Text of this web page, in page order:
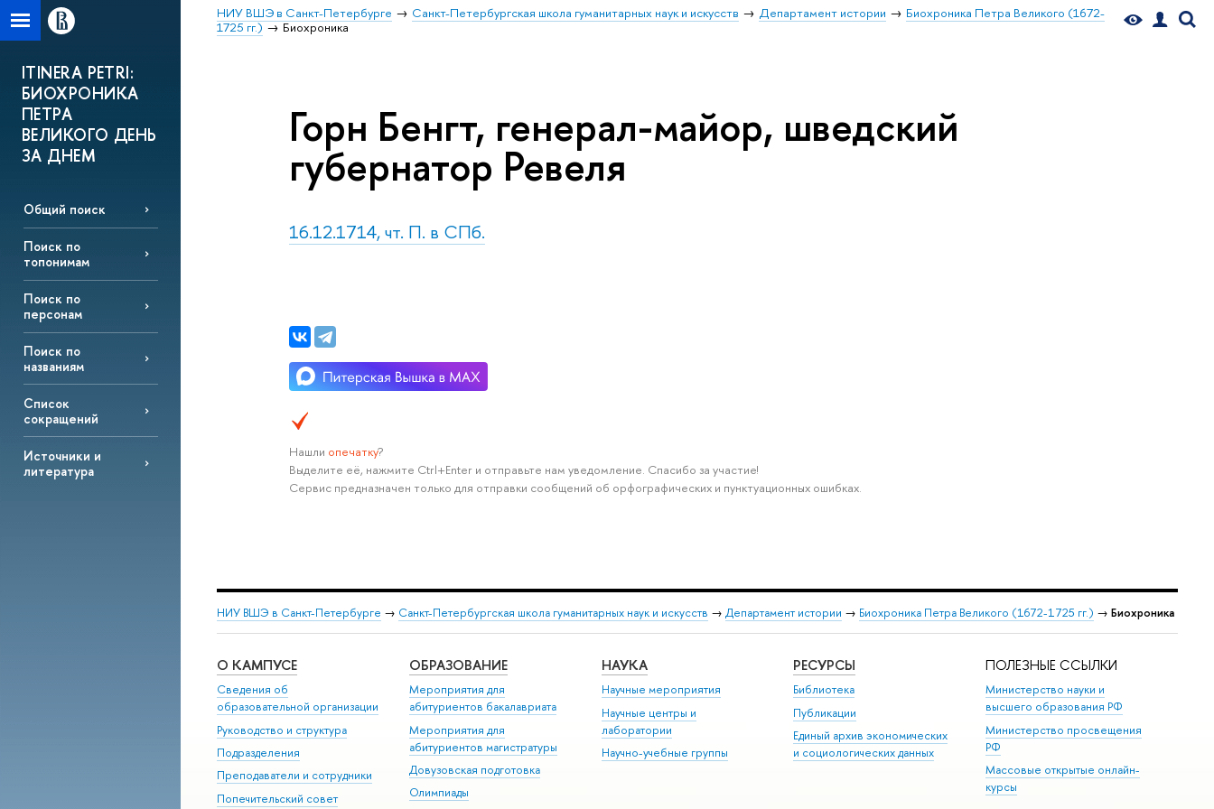
НИУ ВШЭ в Санкт-Петербурге Санкт-Петербургская школа гуманитарных наук и искусств Департамент истории
Биохроника Петра Великого (1672-
1725 гг.)
Биохроника
ITINERA PETRI:
БИОХРОНИКА
ПЕТРА
ВЕЛИКОГО ДЕНЬ
ЗА ДНЕМ
Общий поиск
Поиск по
топонимам
Поиск по
персонам
Поиск по
названиям
Список
сокращений
Источники и
литература
Горн Бенгт, генерал-майор, шведский
губернатор Ревеля
16.12.1714, чт. П. в СПб.
Нашли опечатку?
Выделите её, нажмите Ctrl+Enter и отправьте нам уведомление. Спасибо за участие!
Сервис предназначен только для отправки сообщений об орфографических и пунктуационных ошибках.
НИУ ВШЭ в Санкт-Петербурге → Санкт-Петербургская школа гуманитарных наук и искусств → Департамент истории → Биохроника Петра Великого (1672-1725 гг.) → Биохроника
О КАМПУСЕ
Сведения об
образовательной организации
Руководство и структура
Подразделения
Преподаватели и сотрудники
Попечительский совет
ОБРАЗОВАНИЕ
Мероприятия для
абитуриентов бакалавриата
Мероприятия для
абитуриентов магистратуры
Довузовская подготовка
Олимпиады
НАУКА
Научные мероприятия
Научные центры и
лаборатории
Научно-учебные группы
РЕСУРСЫ
Библиотека
Публикации
Единый архив экономических
и социологических данных
ПОЛЕЗНЫЕ ССЫЛКИ
Министерство науки и
высшего образования РФ
Министерство просвещения
РФ
Массовые открытые онлайн-
курсы